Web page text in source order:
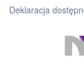
Deklaracja